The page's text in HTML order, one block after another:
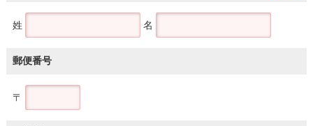
姓 名
郵便番号
〒